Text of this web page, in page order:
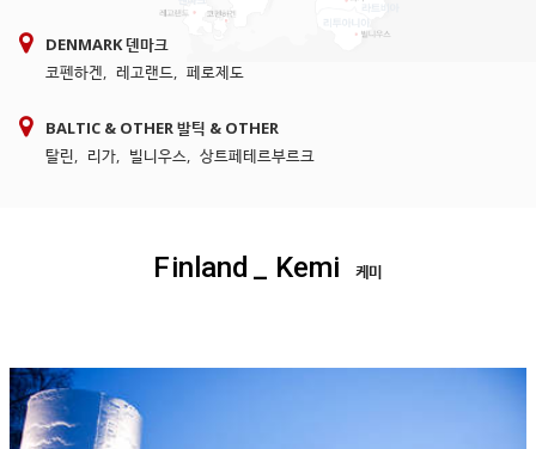
DENMARK 덴마크
코펜하겐, 레고랜드, 페로제도
BALTIC & OTHER 발틱 & OTHER
탈린, 리가, 빌니우스, 상트페테르부르크
Finland _ Kemi 케미